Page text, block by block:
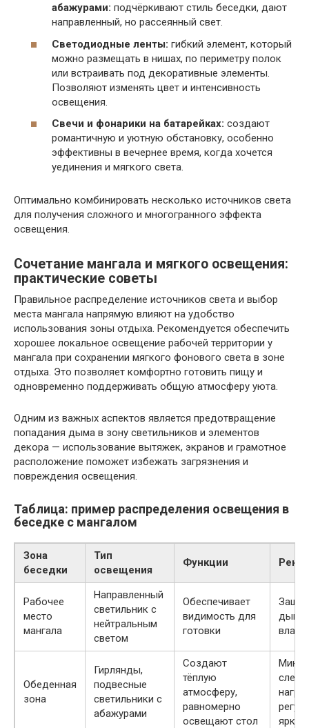
абажурами: подчёркивают стиль беседки, дают
направленный, но рассеянный свет.
Светодиодные ленты: гибкий элемент, который
можно размещать в нишах, по периметру полок
или встраивать под декоративные элементы.
Позволяют изменять цвет и интенсивность
освещения.
Свечи и фонарики на батарейках: создают
романтичную и уютную обстановку, особенно
эффективны в вечернее время, когда хочется
уединения и мягкого света.
Оптимально комбинировать несколько источников света
для получения сложного и многогранного эффекта
освещения.
Сочетание мангала и мягкого освещения:
практические советы
Правильное распределение источников света и выбор
места мангала напрямую влияют на удобство
использования зоны отдыха. Рекомендуется обеспечить
хорошее локальное освещение рабочей территории у
мангала при сохранении мягкого фонового света в зоне
отдыха. Это позволяет комфортно готовить пищу и
одновременно поддерживать общую атмосферу уюта.
Одним из важных аспектов является предотвращение
попадания дыма в зону светильников и элементов
декора — использование вытяжек, экранов и грамотное
расположение поможет избежать загрязнения и
повреждения освещения.
Таблица: пример распределения освещения в
беседке с мангалом
Зона
беседки
Тип
освещения
Функции
Рабочее
место
мангала
Направленный
светильник с
нейтральным
светом
Обеспечивает
видимость для
готовки
дыма
Обеденная
зона
Гирлянды,
подвесные
светильники с
абажурами
Создают
тёплую
атмосферу,
равномерно
освещают стол